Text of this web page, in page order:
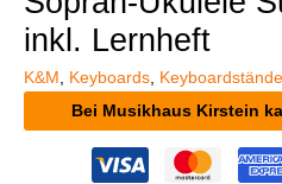
inkl. Lernheft
K&M , Keyboards,
Bei Musikhaus Kirstein